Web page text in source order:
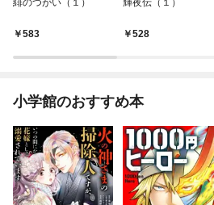
緋のつがい（１）
583
輝夜伝（１）
528
小学館のおすすめ本